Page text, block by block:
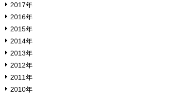
2017年
2016年
2015年
2014年
2013年
2012年
2011年
2010年